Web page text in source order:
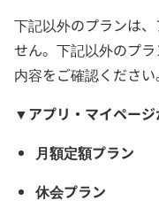
下記以外のプランは
せん。下記以外のプ
内容をご確認ください
▼アプリ・マイペー
月額定額プラン
休会プラン